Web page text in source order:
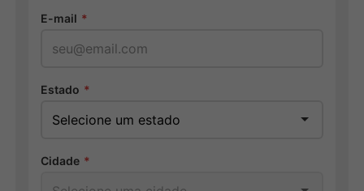
E-mail *
Estado *
Cidade *